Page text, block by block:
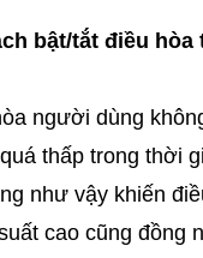
bật/tắt điều hòa
người dùng
thấp trong thời
như vậy khiến
cao cũng đồng